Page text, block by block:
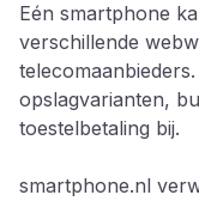
Eén smartphone
verschillende
opslagvarianten,
toestelbetaling bij.
smartphone.nl